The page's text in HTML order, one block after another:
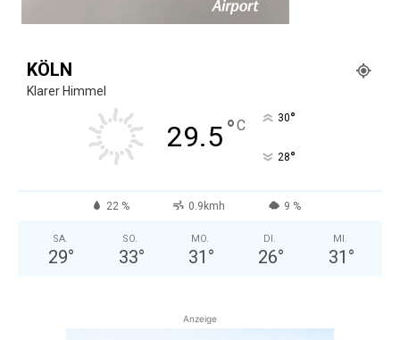
KÖLN
Klarer Himmel
29.5°C 30°
28°
22 % 0.9kmh 9 %
SA.
29°
SO.
33°
MO.
31 °
DI.
26°
MI.
31 °
Anzeige